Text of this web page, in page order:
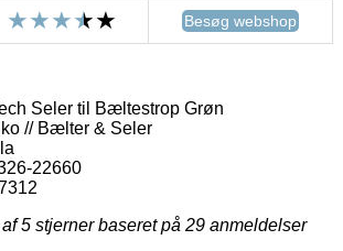
Besøg webshop
Seler til Bæltestrop Grøn
// Bælter & Seler
22660
5 stjerner baseret på 29 anmeldelser